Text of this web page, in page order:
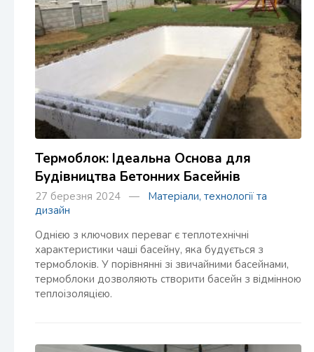
Термоблок: Ідеальна Основа для
Будівництва Бетонних Басейнів
27 березня 2024 — Матеріали, технології та
дизайн
Однією з ключових переваг є теплотехнічні
характеристики чаші басейну, яка будується з
термоблоків. У порівнянні зі звичайними басейнами,
термоблоки дозволяють створити басейн з відмінною
теплоізоляцією.